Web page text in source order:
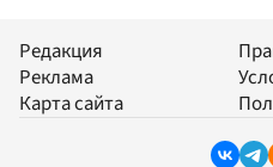
Редакция
Реклама
Карта сайта